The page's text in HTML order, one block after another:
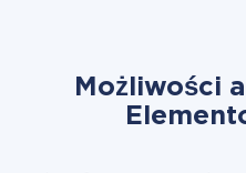
Możliwości